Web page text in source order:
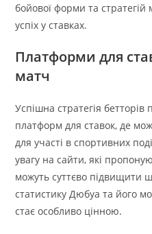
бойової форми та
успіх у ставках.
Платформи для
матч
Успішна стратегія бетторів
платформ для ставок, де
для участі в спортивних
увагу на сайти, які
можуть суттєво
статистику Дюбуа та його
стає особливо цінною.